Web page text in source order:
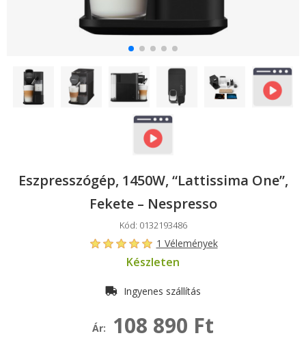
Eszpresszógép, 1450W, “Lattissima One”,
Fekete – Nespresso
Kód: 0132193486
1 Vélemények
Készleten
Ingyenes szállítás
Ár: 108 890 Ft